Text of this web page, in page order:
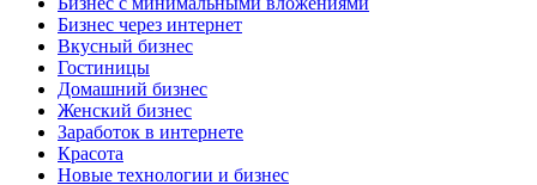
Бизнес через интернет
Вкусный бизнес
Гостиницы
Домашний бизнес
Женский бизнес
Заработок в интернете
Красота
Новые технологии и бизнес